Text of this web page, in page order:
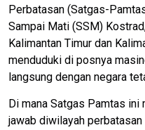
Perbatasan (Satgas-
Sampai Mati (SSM)
Kalimantan Timur dan
menduduki di posnya
langsung dengan negara
Di mana Satgas Pamtas
jawab diwilayah